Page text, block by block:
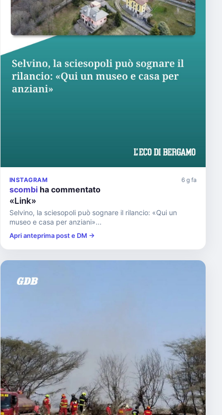
INSTAGRAM 6 g fa
scombi ha commentato
«Link»
Selvino, la sciesopoli può sognare il rilancio: «Qui un
museo e casa per anziani»...
Apri anteprima post e DM →